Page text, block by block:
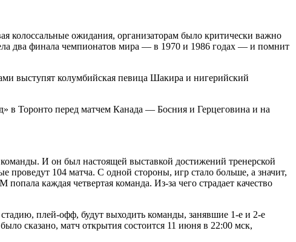
ожидания, организаторам было критически важно
два финала чемпионатов мира — в 1970 и 1986 годах — и помнит
выступят колумбийская певица Шакира и нигерийский
Торонто перед матчем Канада — Босния и Герцеговина и на
И он был настоящей выставкой достижений тренерской
104 матча. С одной стороны, игр стало больше, а значит,
каждая четвертая команда. Из-за чего страдает качество
плей-офф, будут выходить команды, занявшие 1-е и 2-е
сказано, матч открытия состоится 11 июня в 22:00 мск,